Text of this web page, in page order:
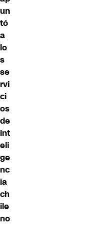
un
tó
a
lo
s
se
rvi
ci
os
de
int
eli
ge
nc
ia
ch
ile
no